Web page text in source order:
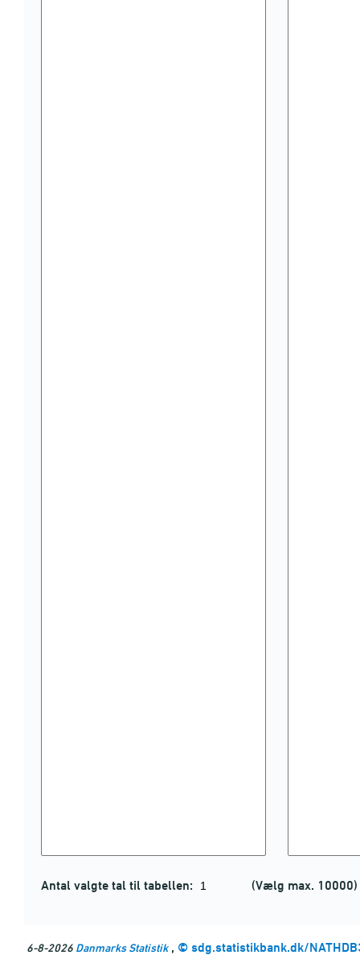
Antal valgte tal til tabellen: (Vælg max. 10000)
6-8-2026 Danmarks Statistik, © sdg.statistikbank.dk/